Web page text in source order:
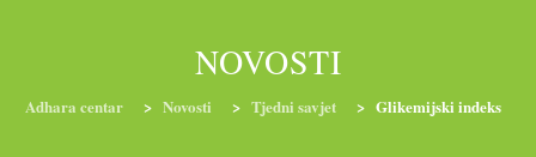
NOVOSTI
Adhara centar > Novosti > Tjedni savjet > Glikemijski indeks